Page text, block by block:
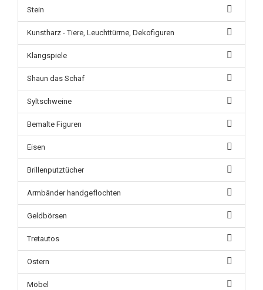
Stein
Kunstharz - Tiere, Leuchttürme, Dekofiguren
Klangspiele
Shaun das Schaf
Syltschweine
Bemalte Figuren
Eisen
Brillenputztücher
Armbänder handgeflochten
Geldbörsen
Tretautos
Ostern
Möbel